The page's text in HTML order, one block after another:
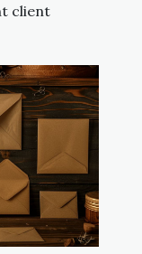
client